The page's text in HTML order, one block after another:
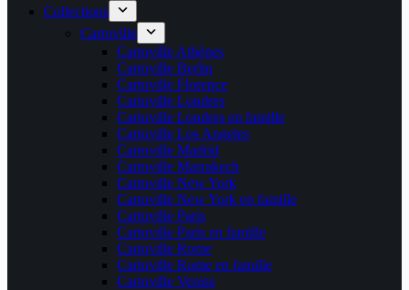
Collections
Cartoville
Cartoville Athènes
Cartoville Berlin
Cartoville Florence
Cartoville Londres
Cartoville Londres en famille
Cartoville Los Angeles
Cartoville Madrid
Cartoville Marrakech
Cartoville New York
Cartoville New York en famille
Cartoville Paris
Cartoville Paris en famille
Cartoville Rome
Cartoville Rome en famille
Cartoville Venise